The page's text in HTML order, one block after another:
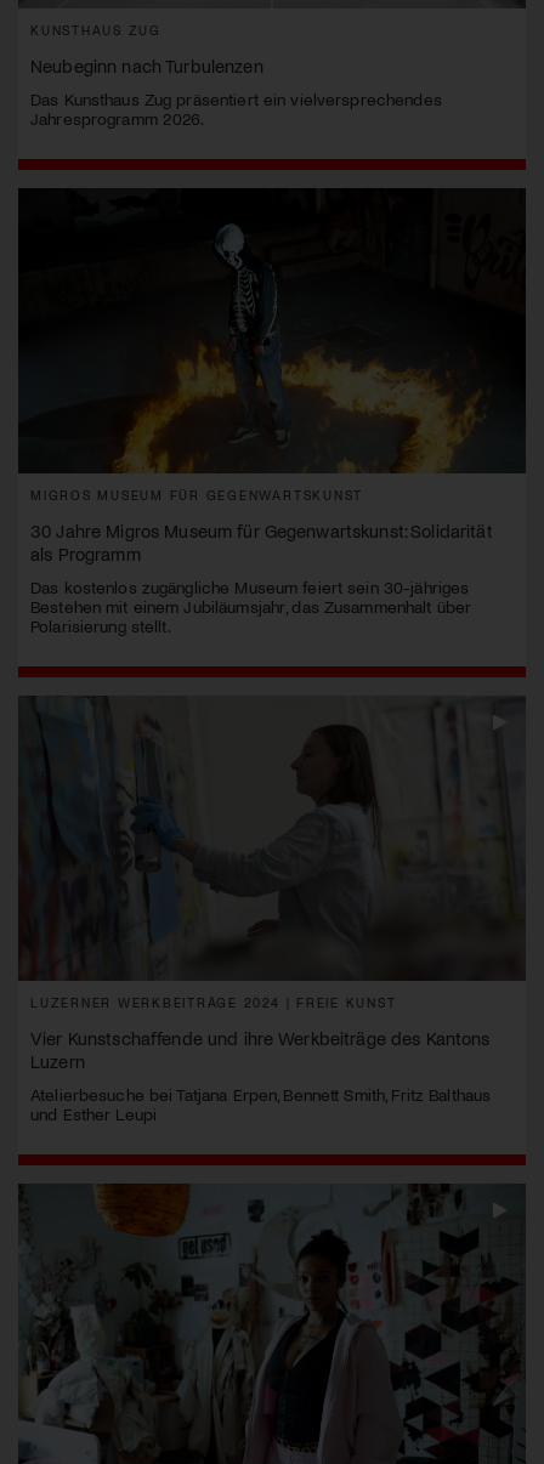
KUNSTHAUS ZUG
Neubeginn nach Turbulenzen
Das Kunsthaus Zug präsentiert ein vielversprechendes
Jahresprogramm 2026.
MIGROS MUSEUM FÜR GEGENWARTSKUNST
30 Jahre Migros Museum für Gegenwartskunst: Solidarität
als Programm
Das kostenlos zugängliche Museum feiert sein 30-jähriges
Bestehen mit einem Jubiläumsjahr, das Zusammenhalt über
Polarisierung stellt.
LUZERNER WERKBEITRÄGE 2024 | FREIE KUNST
Vier Kunstschaffende und ihre Werkbeiträge des Kantons
Luzern
Atelierbesuche bei Tatjana Erpen, Bennett Smith, Fritz Balthaus
und Esther Leupi